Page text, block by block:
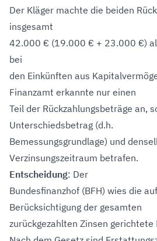
Der Kläger machte die beiden
insgesamt
42.000 € (19.000 € + 23.000 €)
bei
den Einkünften aus
Finanzamt erkannte nur einen
Teil der Rückzahlungsbeträge an,
Unterschiedsbetrag (d.h.
Bemessungsgrundlage) und
Verzinsungszeitraum betrafen.
Entscheidung: Der
Bundesfinanzhof (BFH) wies die
Berücksichtigung der gesamten
zurückgezahlten Zinsen gerichtete